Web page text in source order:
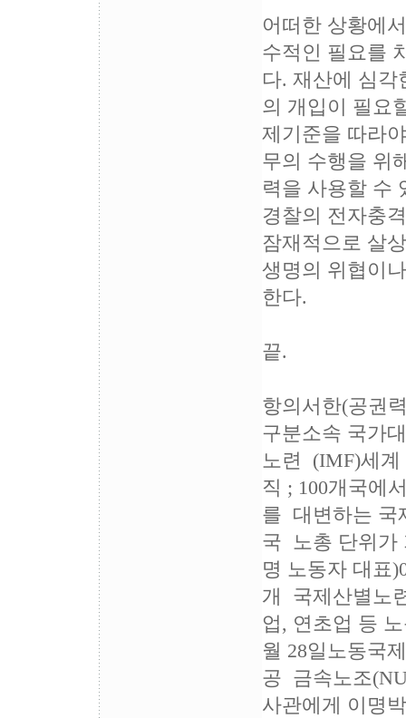
어떠한 상황에
수적인 필요를
다. 재산에 심
의 개입이 필요
제기준을 따라
무의 수행을 위
력을 사용할 수
경찰의 전자충
잠재적으로 살
생명의 위협이
한다.
끝.
항의서한(공권
구분소속 국가
노련 (IMF)세계
직 ; 100개국에
를 대변하는 국
국 노총 단위가
명 노동자 대표
개 국제산별노
업, 연초업 등
월 28일노동
공 금속노조
사관에게 이명